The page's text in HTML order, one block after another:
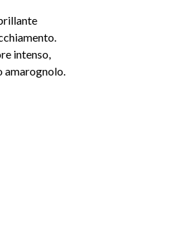
intenso,
amarognolo.